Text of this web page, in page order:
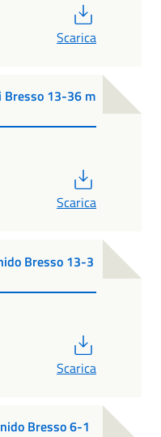
Scarica
13-36 m
Scarica
Bresso 13-3
Scarica
Bresso 6-1